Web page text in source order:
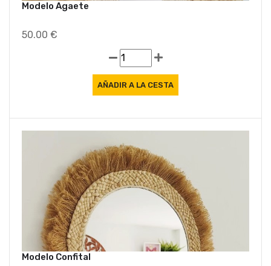
Modelo Agaete
50.00 €
Modelo Confital